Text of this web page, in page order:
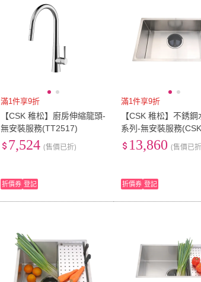
滿1件享9折
【CSK 稚松】廚房伸縮龍頭-
無安裝服務(TT2517)
7,524 (售價已折)
折價券 登記
滿1件享9折
【CSK 稚松】不銹
系列-無安裝服務
7) 13,860 (售價已
折價券 登記